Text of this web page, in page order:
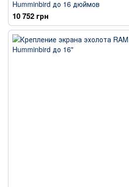
Humminbird до 16 дюймов
10 752 грн